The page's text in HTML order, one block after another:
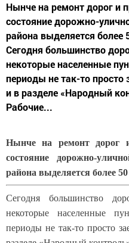
Нынче на ремонт дорог и
состояние дорожно-
района выделяется более
Сегодня большинство
некоторые населенные
периоды не так-то просто
и в разделе «Народный
Рабочие...
Нынче на ремонт дорог
состояние дорожно-
района выделяется более
Сегодня большинство
некоторые населенные
периоды не так-то просто